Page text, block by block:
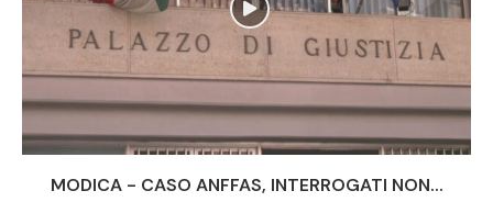
MODICA - CASO ANFFAS, INTERROGATI NON...